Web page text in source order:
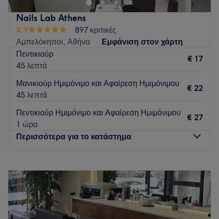
Nails Lab Athens
4,9
897 κριτικές
Αμπελόκηποι, Αθήνα
Εμφάνιση στον χάρτη
Πεντικιούρ
45 λεπτά
€ 17
Μανικιούρ Ημιμόνιμο και Αφαίρεση Ημιμόνιμου
45 λεπτά
€ 22
Πεντικιούρ Ημιμόνιμο και Αφαίρεση Ημιμόνιμου
1 ώρα
€ 27
Περισσότερα για το κατάστημα
Τρίτη
09:00
20:00
Τετάρτη
09:00
20:00
Πέμπτη
09:00–20:00
Παρασκευή
09:00–20:00